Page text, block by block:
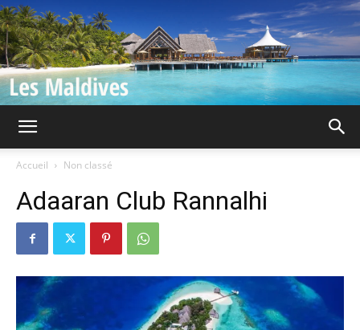
Maldives
|
Accueil Non classé
Adaaran Club Rannalhi